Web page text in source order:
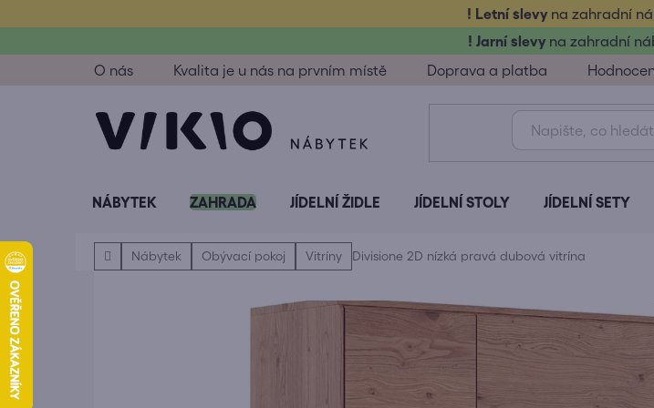
na
! Letní slevy na zahradní
! Jarní slevy na zahradní
O nás
Kvalita je u nás na prvním místě Doprava a platba
NÁBYTEK ZAHRADA JÍDELNÍ ŽIDLE JÍDELNÍ STOLY JÍDELNÍ SETY
DomůNábytek Obývací pokoj Vitríny Divisione 2D nízká pravá dubová vitrína